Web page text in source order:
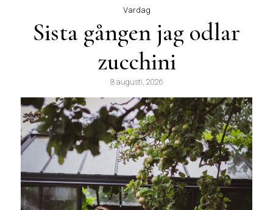
Vardag
Sista gången jag odlar
zucchini
8 augusti, 2026